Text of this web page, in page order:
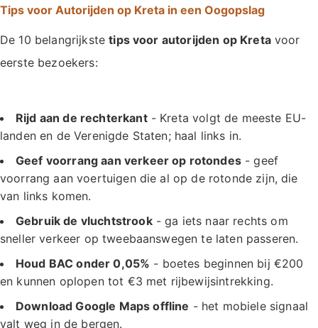
Tips voor Autorijden op Kreta in een Oogopslag
De 10 belangrijkstetips voor autorijden op Kretavoor
eerste bezoekers:
Rijd aan de rechterkant- Kreta volgt de meeste EU-
landen en de Verenigde Staten; haal links in.
Geef voorrang aan verkeer op rotondes- geef
voorrang aan voertuigen die al op de rotonde zijn, die
van links komen.
Gebruik de vluchtstrook- ga iets naar rechts om
sneller verkeer op tweebaanswegen te laten passeren.
Houd BAC onder 0,05% - boetes beginnen bij €200
en kunnen oplopen tot €3 met rijbewijsintrekking.
Download Google Maps offline - het mobiele signaal
valt weg in de bergen.